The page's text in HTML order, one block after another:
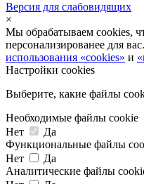
Версия для слабовидящих
×
Мы обрабатываем cookies,
персонализированее для
использования «cookies» и
Настройки cookies
Выберите, какие файлы
Необходимые файлы cookie
Нет
Да
Функциональные файлы
Нет
Да
Аналитические файлы